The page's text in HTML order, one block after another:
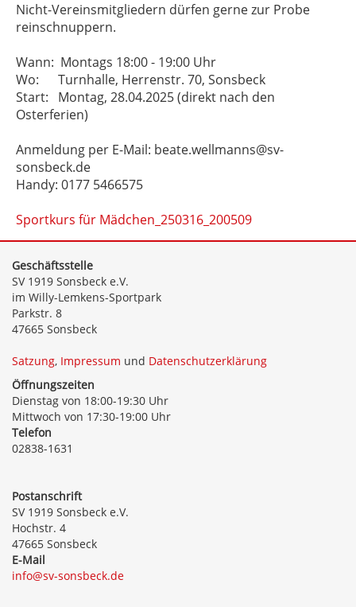
Nicht-Vereinsmitgliedern dürfen gerne zur Probe
reinschnuppern.
Wann: Montags 18:00 - 19:00 Uhr
Wo: Turnhalle, Herrenstr. 70, Sonsbeck
Start: Montag, 28.04.2025 (direkt nach den
Osterferien)
Anmeldung per E-Mail: beate.wellmanns@sv-
sonsbeck.de
Handy: 0177 5466575
Sportkurs für Mädchen_250316_200509
Geschäftsstelle
SV 1919 Sonsbeck e.V.
im Willy-Lemkens-Sportpark
Parkstr. 8
47665 Sonsbeck
Satzung, Impressum und Datenschutzerklärung
Öffnungszeiten
Dienstag von 18:00-19:30 Uhr
Mittwoch von 17:30-19:00 Uhr
Telefon
02838-1631
Postanschrift
SV 1919 Sonsbeck e.V.
Hochstr. 4
47665 Sonsbeck
E-Mail
info@sv-sonsbeck.de